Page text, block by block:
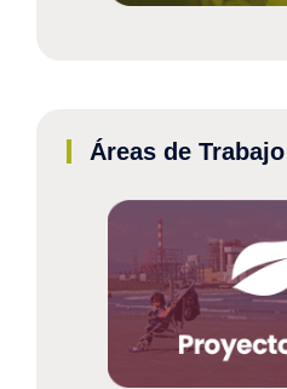
Áreas de Trabajo